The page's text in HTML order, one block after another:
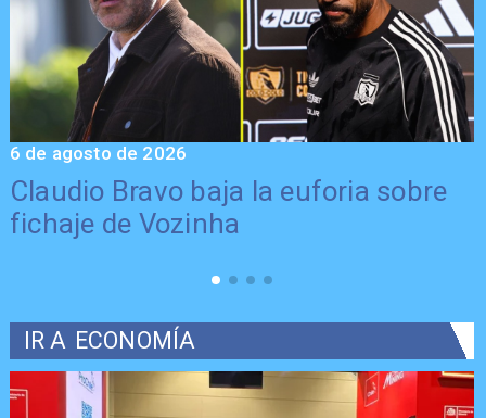
Claudio Bravo baja la euforia sobre
fichaje de Vozinha
6 de agosto de 2026
IR A ECONOMÍA